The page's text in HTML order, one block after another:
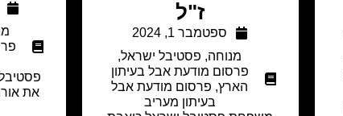
ז"ל
ספטמבר 1, 2024
מנוחה, פסטיבל ישראל,
פרסום מודעת אבל בעיתון
הארץ, פרסום מודעת אבל
בעיתון מעריב
את